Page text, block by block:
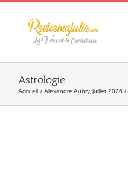
Skip
Astrologie
Accueil Alexandre Aubry juillet 2026